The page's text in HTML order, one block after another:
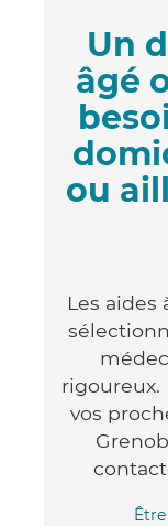
Un
âgé
ou
Les aides
rigoureux.
vos